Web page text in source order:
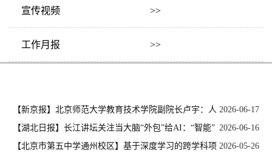
宣传视频 >>
工作月报 >>
2026-06-17
【新京报】北京师范大学教育技术学院副院长卢宇：人
工智能通识教育要兼顾高阶思维培养与AI素养提升
2026-06-16
【湖北日报】长江讲坛关注当大脑“外包”给AI：“智能”
进步，“人工”何往
2026-05-26
【北京市第五中学通州校区】基于深度学习的跨学科项